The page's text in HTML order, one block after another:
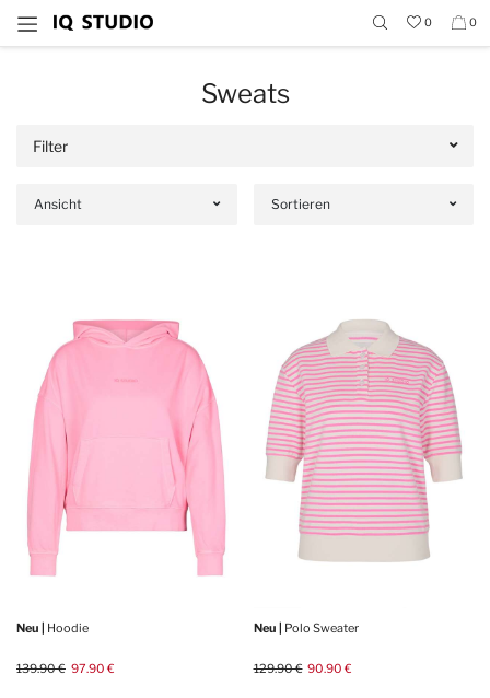
0 0
Sweats
Filter
Ansicht Sortieren
Neu | Hoodie
139.90 € 97.90 €
Neu | Polo Sweater
129.90 € 90.90 €